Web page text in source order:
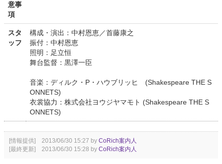
意事
項
スタ
ッフ
構成・演出：中村恩恵／首藤康之
振付：中村恩恵
照明：足立恒
舞台監督：黒澤一臣
音楽：ディルク・P・ハウブリッヒ (Shakespeare THE S
ONNETS)
衣裳協力：株式会社ヨウジヤマモト (Shakespeare THE S
ONNETS)
[情報提供] 2013/06/30 15:27 by CoRich案内人
[最終更新] 2013/06/30 15:28 by CoRich案内人